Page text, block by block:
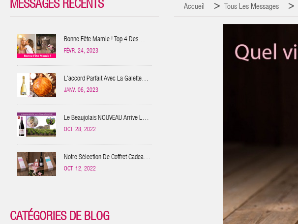
MESSAGES RÉCENTS
Bonne Fête Mamie ! Top 4 Des
Idées Cadeaux
FÉVR. 24, 2023
L'accord Parfait Avec La Galette
Des Rois ?
JANV. 06, 2023
Le Beaujolais NOUVEAU Arrive Le
17 NOVEMBRE 2022
OCT. 28, 2022
Notre Sélection De Coffret Cadeau
NAISSANCE
OCT. 12, 2022
CATÉGORIES DE BLOG
Accueil Tous Les Messages